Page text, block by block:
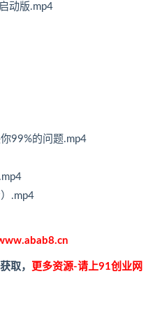
动版.mp4
99%的问题.mp4
.mp4
取， 更多资源-请上91创业网